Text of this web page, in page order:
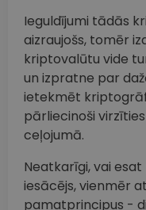
Ieguldījumi tādās
aizraujošs, tomēr
kriptovalūtu vide
un izpratne par
ietekmēt
pārliecinoši
ceļojumā.
Neatkarīgi, vai
iesācējs, vienmēr
pamatprincipus -